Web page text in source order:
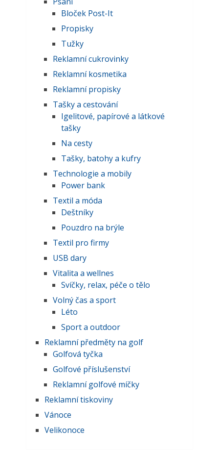
Bloček Post-It
Propisky
Tužky
Reklamní cukrovinky
Reklamní kosmetika
Reklamní propisky
Tašky a cestování
Igelitové, papírové a látkové
tašky
Na cesty
Tašky, batohy a kufry
Technologie a mobily
Power bank
Textil a móda
Deštníky
Pouzdro na brýle
Textil pro firmy
USB dary
Vitalita a wellnes
Svíčky, relax, péče o tělo
Volný čas a sport
Léto
Sport a outdoor
Reklamní předměty na golf
Golfová tyčka
Golfové příslušenství
Reklamní golfové míčky
Reklamní tiskoviny
Vánoce
Velikonoce